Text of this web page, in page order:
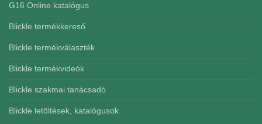
G16 Online katalógus
Blickle termékkereső
Blickle termékválaszték
Blickle termékvideók
Blickle szakmai tanácsadó
Blickle letöltések, katalógusok